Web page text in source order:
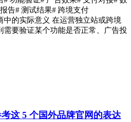
告# 测试结果# 跨境支付
中的实际意义 在运营独立站或跨境
需要验证某个功能是否正常、广告投
这 5 个国外品牌官网的表达